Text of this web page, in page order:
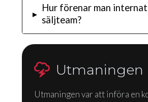
▸
Hur förenar man
säljteam?
Utmaningen
Utmaningen var att införa en